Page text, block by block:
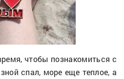
чтобы познакомиться с
спал, море еще теплое, а